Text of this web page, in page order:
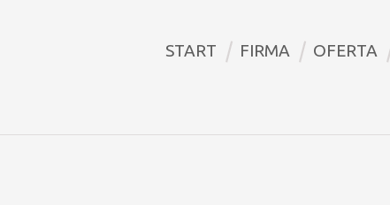
START FIRMA OFERTA